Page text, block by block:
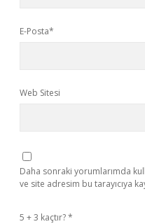
E-Posta*
Web Sitesi
Daha sonraki yorumlarımda
ve site adresim bu tarayıcıya
5 + 3 kaçtır?*